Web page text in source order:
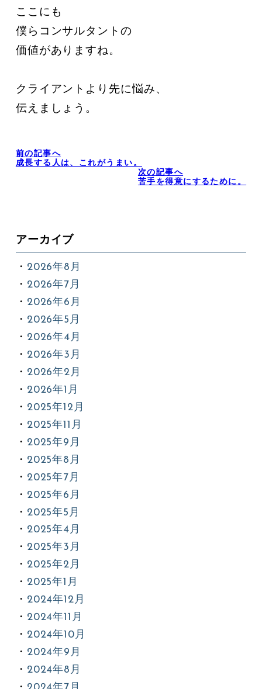
ここにも
僕らコンサルタントの
価値がありますね。
クライアントより先に悩み、
伝えましょう。
前の記事へ
成長する人は、これがうまい。
次の記事へ
苦手を得意にするために。
アーカイブ
2026年8月
2026年7月
2026年6月
2026年5月
2026年4月
2026年3月
2026年2月
2026年1月
2025年12月
2025年11月
2025年9月
2025年8月
2025年7月
2025年6月
2025年5月
2025年4月
2025年3月
2025年2月
2025年1月
2024年12月
2024年11月
2024年10月
2024年9月
2024年8月